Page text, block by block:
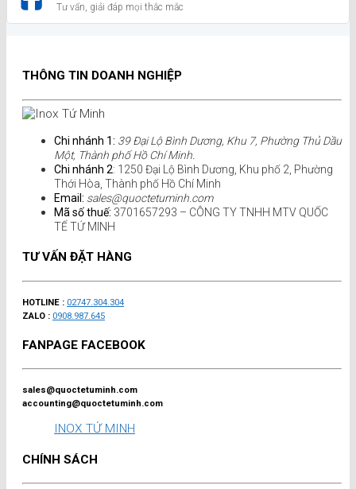
Tư vấn, giải đáp mọi thắc mắc
THÔNG TIN DOANH NGHIỆP
Chi nhánh 1: 39 Đại Lộ Bình Dương, Khu 7, Phường Thủ Dầu
Một, Thành phố Hồ Chí Minh.
Chi nhánh 2: 1250 Đại Lộ Bình Dương, Khu phố 2, Phường
Thới Hòa, Thành phố Hồ Chí Minh
Email: sales@quoctetuminh.com
Mã số thuế: 3701657293 – CÔNG TY TNHH MTV QUỐC
TẾ TỨ MINH
TƯ VẤN ĐẶT HÀNG
HOTLINE : 02747.304.304
ZALO : 0908.987.645
FANPAGE FACEBOOK
sales@quoctetuminh.com
accounting@quoctetuminh.com
INOX TỨ MINH
CHÍNH SÁCH